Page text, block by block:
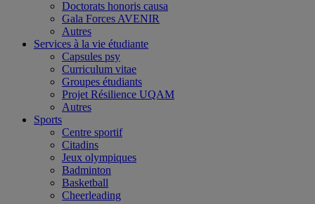
Doctorats honoris causa
Gala Forces AVENIR
Autres
Services à la vie étudiante
Capsules psy
Curriculum vitae
Groupes étudiants
Projet Résilience UQAM
Autres
Sports
Centre sportif
Citadins
Jeux olympiques
Badminton
Basketball
Cheerleading